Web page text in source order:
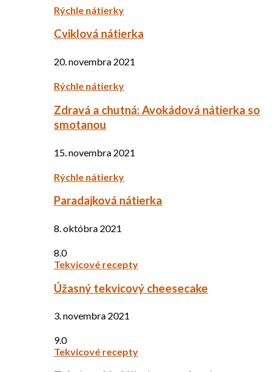
Rýchle nátierky
Cviklová nátierka
20. novembra 2021
Rýchle nátierky
Zdravá a chutná: Avokádová nátierka so
smotanou
15. novembra 2021
Rýchle nátierky
Paradajková nátierka
8. októbra 2021
8.0
Tekvicové recepty
Úžasný tekvicový cheesecake
3. novembra 2021
9.0
Tekvicové recepty